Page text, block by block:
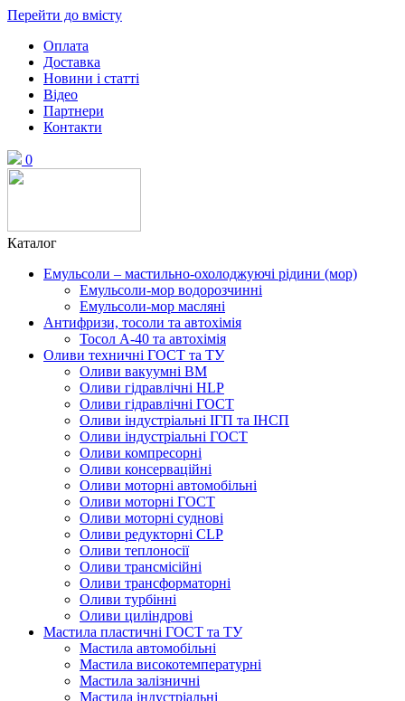
Перейти до вмісту
Оплата
Доставка
Новини і статті
Відео
Партнери
Контакти
0
Каталог
Емульсоли – мастильно-охолоджуючі рідини (мор)
Емульсоли-мор водорозчинні
Емульсоли-мор масляні
Антифризи, тосоли та автохімія
Тосол А-40 та автохімія
Оливи техничні ГОСТ та ТУ
Оливи вакуумні ВМ
Оливи гідравлічні HLP
Оливи гідравлічні ГОСТ
Оливи індустріальні ІГП та ІНСП
Оливи індустріальні ГОСТ
Оливи компресорні
Оливи консерваційні
Оливи моторні автомобільні
Оливи моторні ГОСТ
Оливи моторні суднові
Оливи редукторні CLP
Оливи теплоносії
Оливи трансмісійні
Оливи трансформаторні
Оливи турбінні
Оливи циліндрові
Мастила пластичні ГОСТ та ТУ
Мастила автомобільні
Мастила високотемпературні
Мастила залізничні
Мастила індустріальні